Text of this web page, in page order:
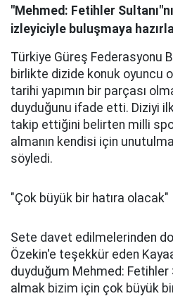
"Mehmed: Fetihler
izleyiciyle buluşmaya
Türkiye Güreş Federasyonu
birlikte dizide konuk oyuncu
tarihi yapımın bir parçası
duyduğunu ifade etti. Diziyi
takip ettiğini belirten milli
almanın kendisi için
söyledi.
"Çok büyük bir hatıra olacak"
Sete davet edilmelerinden
Özekin'e teşekkür eden
duyduğum Mehmed: Fetihler
almak bizim için çok büyük